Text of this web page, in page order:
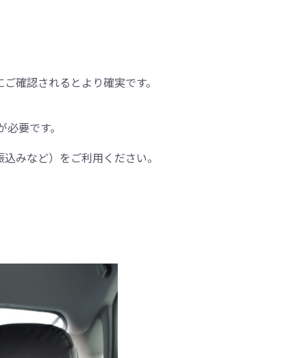
確認されるとより確実です。
要です。
みなど）をご利用ください。